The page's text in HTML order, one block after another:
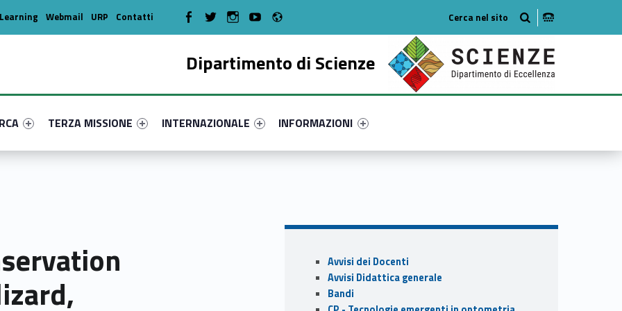
Dipartimento di Scienze
primary-15070-17
#link-menu-primary-3111-36
Link identifier #link-menu-primary-42471-46
TERZA MISSIONE
Link identifier #link-menu-primary-77215-51
INTERNAZIONALE
Link identifier #link-menu-primary-35961-61
INFORMAZIONI
Webmail URP Contatti WebMan on Facebook
WebMan on TwitterWebMan on Instagram
WebMan on Youtube
Sidebar
Avvisi dei Docenti
Avvisi Didattica generale
Bandi